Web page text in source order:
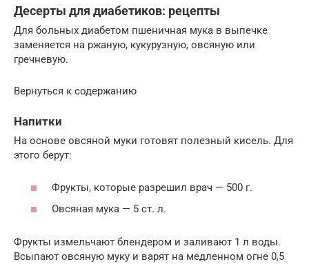
Десерты для диабетиков: рецепты
Для больных диабетом пшеничная мука в выпечке
заменяется на ржаную, кукурузную, овсяную или
гречневую.
Вернуться к содержанию
Напитки
На основе овсяной муки готовят полезный кисель. Для
этого берут:
Фрукты, которые разрешил врач — 500 г.
Овсяная мука — 5 ст. л.
Фрукты измельчают блендером и заливают 1 л воды.
Всыпают овсяную муку и варят на медленном огне 0,5